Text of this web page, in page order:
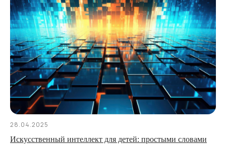
28.04.2025
Искусственный интеллект для детей: простыми словами